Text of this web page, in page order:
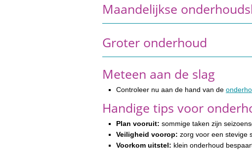
Maandelijkse
Groter onderhoud
Meteen aan de slag
Controleer nu aan de hand van de
Handige tips voor
Plan vooruit: sommige taken zijn
Veiligheid voorop: zorg voor een stevige
Voorkom uitstel: klein onderhoud